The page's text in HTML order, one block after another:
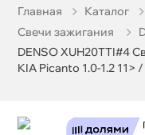
Главная Катало
Свечи зажигания
DENSO XUH20TTI#4
KIA Picanto 1.0-1.2 11> /
Бесплатная
Срочная за 2 ч – 399 ₽